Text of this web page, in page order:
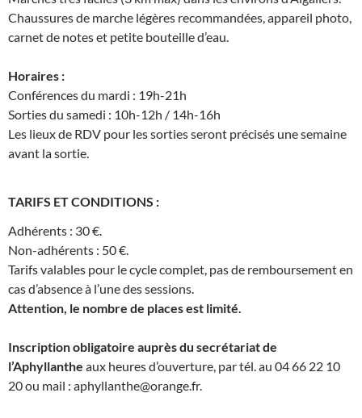
Chaussures de marche légères recommandées, appareil photo,
carnet de notes et petite bouteille d’eau.
Horaires :
Conférences du mardi : 19h-21h
Sorties du samedi : 10h-12h / 14h-16h
Les lieux de RDV pour les sorties seront précisés une semaine
avant la sortie.
TARIFS ET CONDITIONS :
Adhérents : 30 €.
Non-adhérents : 50 €.
Tarifs valables pour le cycle complet, pas de remboursement en
cas d’absence à l’une des sessions.
Attention, le nombre de places est limité.
Inscription obligatoire auprès du secrétariat de
l’Aphyllanthe aux heures d’ouverture, par tél. au 04 66 22 10
20 ou mail : aphyllanthe@orange.fr.